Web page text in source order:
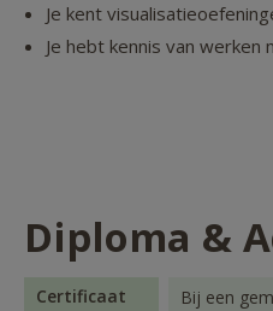
Je kent
Je hebt kennis van
Diploma &
Certificaat
Bij een